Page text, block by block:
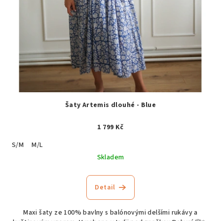
Šaty Artemis dlouhé - Blue
1 799 Kč
S/M
M/L
Skladem
Detail
Maxi šaty ze 100% bavlny s balónovými delšími rukávy a